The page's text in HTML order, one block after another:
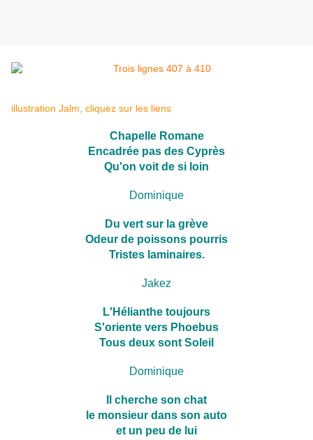
illustration Jalm, cliquez sur les liens
Chapelle Romane
Encadrée pas des Cyprès
Qu'on voit de si loin
Dominique
Du vert sur la grève
Odeur de poissons pourris
Tristes laminaires.
Jakez
L'Hélianthe toujours
S'oriente vers Phoebus
Tous deux sont Soleil
Dominique
Il cherche son chat
le monsieur dans son auto
et un peu de lui